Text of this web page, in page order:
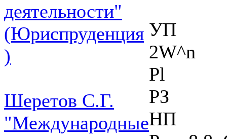
деятельности"
(Юриспруденция
)
Шеретов С.Г.
"Международные
УП
2W^n
Pl
РЗ
НП